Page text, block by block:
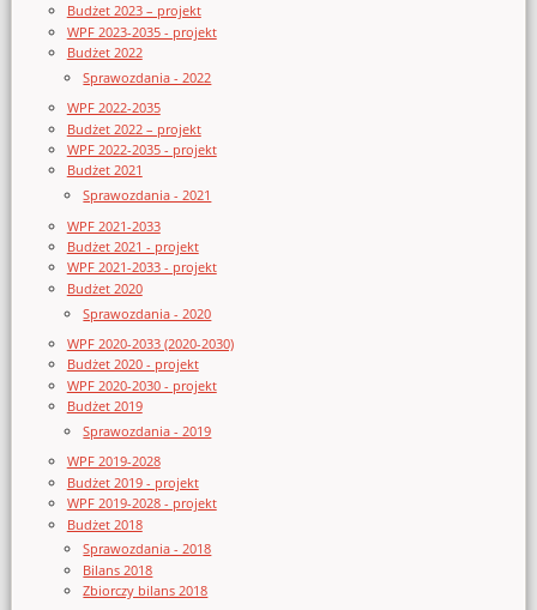
Budżet 2023 – projekt
WPF 2023-2035 - projekt
Budżet 2022
Sprawozdania - 2022
WPF 2022-2035
Budżet 2022 – projekt
WPF 2022-2035 - projekt
Budżet 2021
Sprawozdania - 2021
WPF 2021-2033
Budżet 2021 - projekt
WPF 2021-2033 - projekt
Budżet 2020
Sprawozdania - 2020
WPF 2020-2033 (2020-2030)
Budżet 2020 - projekt
WPF 2020-2030 - projekt
Budżet 2019
Sprawozdania - 2019
WPF 2019-2028
Budżet 2019 - projekt
WPF 2019-2028 - projekt
Budżet 2018
Sprawozdania - 2018
Bilans 2018
Zbiorczy bilans 2018